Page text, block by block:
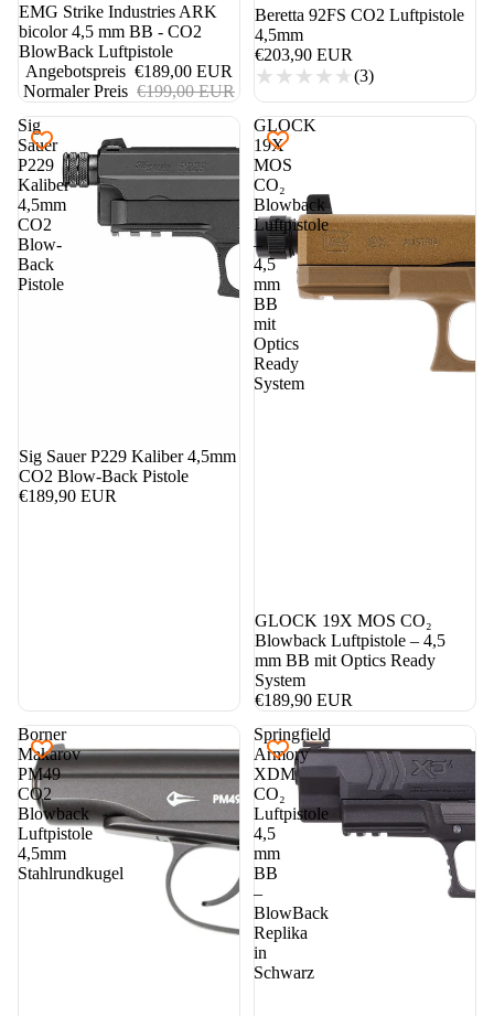
5%
EMG Strike Industries ARK
bicolor 4,5 mm BB - CO2
BlowBack Luftpistole
Angebotspreis €189,00 EUR
Normaler Preis €199,00 EUR
Beretta 92FS CO2 Luftpistole
4,5mm
€203,90 EUR
(3)
Sig
Sauer
P229
Kaliber
4,5mm
CO2
Blow-
Back
Pistole
Sig Sauer P229 Kaliber 4,5mm
CO2 Blow-Back Pistole
€189,90 EUR
GLOCK
19X
MOS
CO₂
Blowback
Luftpistole
–
4,5
mm
BB
mit
Optics
Ready
System
GLOCK 19X MOS CO₂
Blowback Luftpistole – 4,5
mm BB mit Optics Ready
System
€189,90 EUR
Borner
Makarov
PM49
CO2
Blowback
Luftpistole
4,5mm
Stahlrundkugel
Springfield
Armory
XDM
CO₂
Luftpistole
4,5
mm
BB
–
BlowBack
Replika
in
Schwarz